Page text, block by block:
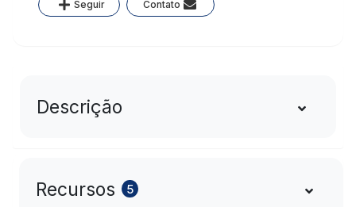
Seguir Contato
Descrição
Recursos 5